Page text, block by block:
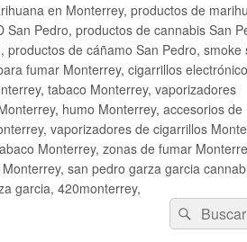
en Monterrey, productos de
Pedro, productos de cannabis San
de cáñamo San Pedro, smoke
fumar Monterrey, cigarrillos
tabaco Monterrey, vaporizadores
humo Monterrey, accesorios de
vaporizadores de cigarrillos
Monterrey, zonas de fumar
san pedro garza garcia
garcia, 420monterrey,
Buscar
por:
Buscar